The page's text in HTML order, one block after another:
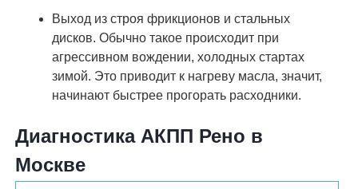
Выход из строя фрикционов и стальных
дисков. Обычно такое происходит при
агрессивном вождении, холодных стартах
зимой. Это приводит к нагреву масла, значит,
начинают быстрее прогорать расходники.
Диагностика АКПП Рено в
Москве